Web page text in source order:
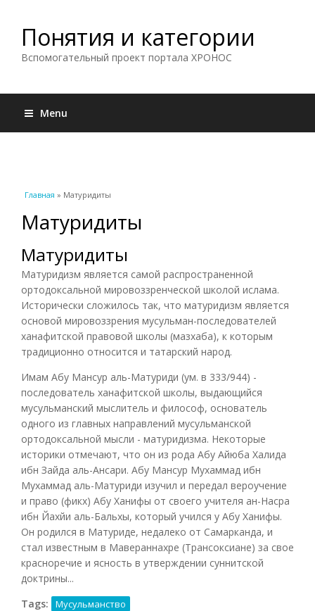
Понятия и категории
Вспомогательный проект портала ХРОНОС
Menu
Вы здесь
Главная » Матуридиты
Матуридиты
Матуридиты
Матуридизм является самой распространенной
ортодоксальной мировоззренческой школой ислама.
Исторически сложилось так, что матуридизм является
основой мировоззрения мусульман-последователей
ханафитской правовой школы (мазхаба), к которым
традиционно относится и татарский народ.
Имам Абу Мансур аль-Матуриди (ум. в 333/944) -
последователь ханафитской школы, выдающийся
мусульманский мыслитель и философ, основатель
одного из главных направлений мусульманской
ортодоксальной мысли - матуридизма. Некоторые
историки отмечают, что он из рода Абу Айюба Халида
ибн Зайда аль-Ансари. Абу Мансур Мухаммад ибн
Мухаммад аль-Матуриди изучил и передал вероучение
и право (фикх) Абу Ханифы от своего учителя ан-Насра
ибн Йахйи аль-Бальхы, который учился у Абу Ханифы.
Он родился в Матуриде, недалеко от Самарканда, и
стал известным в Мавераннахре (Трансоксиане) за свое
красноречие и ясность в утверждении суннитской
доктрины...
Tags:
Мусульманство